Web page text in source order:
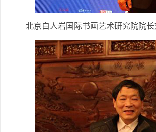
北京白人岩国际书画艺术研究院院